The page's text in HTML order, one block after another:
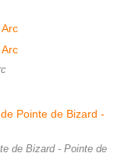
de Bizard - Pointe de